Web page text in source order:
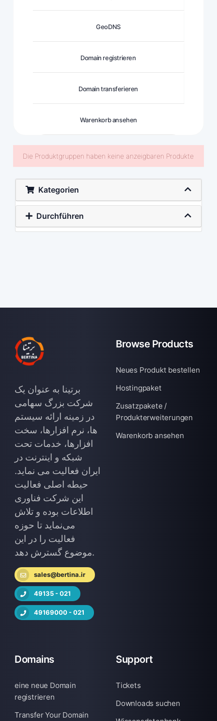
GeoDNS
Domain registrieren
Domain transferieren
Warenkorb ansehen
Die Produktgruppen haben keine anzeigbaren Produkte
Kategorien
Durchführen
برتینا به عنوان یک
شرکت بزرگ سهامی
در زمینه ارائه سیستم
ها، نرم افزارها، سخت
افزارها، خدمات تحت
شبکه و اینترنت در
ایران فعالیت می نماید.
حیطه اصلی فعالیت
این شرکت فناوری
اطلاعات بوده و تلاش
می‌نماید تا حوزه
فعالیت را در این
موضوع گسترش دهد.
sales@bertina.ir
49135 - 021
49169000 - 021
Browse Products
Neues Produkt bestellen
Hostingpaket
Zusatzpakete /
Produkterweiterungen
Warenkorb ansehen
Domains
eine neue Domain
registrieren
Transfer Your Domain
Support
Tickets
Downloads suchen